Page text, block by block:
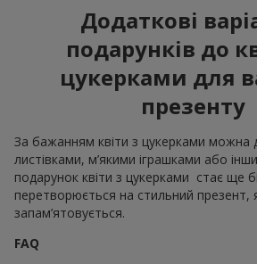
Додаткові
подарунків до
цукерками для
презенту
За бажанням квіти з цукерками можна
листівками, м’якими іграшками або
подарунок квіти з цукерками стає ще
перетворюється на стильний презент,
запам’ятовується.
FAQ